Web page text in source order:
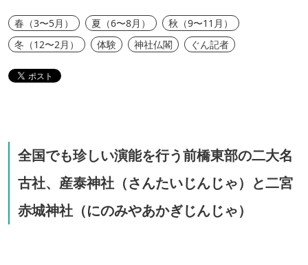
春（3〜5月） 夏（6〜8月）
秋（9〜11月）
冬（12〜2月）
体験 神社仏閣 ぐん記者
全国でも珍しい演能を行う前橋東部の二大名
古社、産泰神社（さんたいじんじゃ）と二宮
赤城神社（にのみやあかぎじんじゃ）